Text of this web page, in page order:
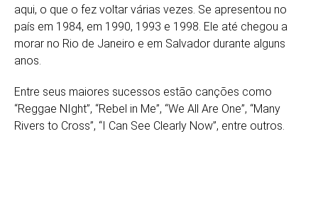
aqui, o que o fez voltar várias vezes. Se apresentou no
país em 1984, em 1990, 1993 e 1998. Ele até chegou a
morar no Rio de Janeiro e em Salvador durante alguns
anos.
Entre seus maiores sucessos estão canções como
“Reggae NIght”, “Rebel in Me”, “We All Are One”, “Many
Rivers to Cross”, “I Can See Clearly Now”, entre outros.